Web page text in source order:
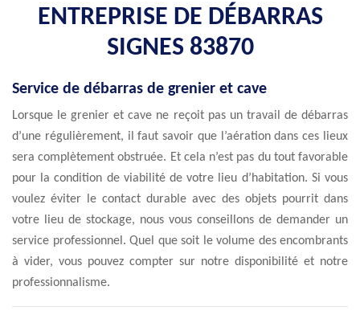
ENTREPRISE DE DÉBARRAS
SIGNES 83870
Service de débarras de grenier et cave
Lorsque le grenier et cave ne reçoit pas un travail de débarras
d’une régulièrement, il faut savoir que l’aération dans ces lieux
sera complètement obstruée. Et cela n’est pas du tout favorable
pour la condition de viabilité de votre lieu d’habitation. Si vous
voulez éviter le contact durable avec des objets pourrit dans
votre lieu de stockage, nous vous conseillons de demander un
service professionnel. Quel que soit le volume des encombrants
à vider, vous pouvez compter sur notre disponibilité et notre
professionnalisme.